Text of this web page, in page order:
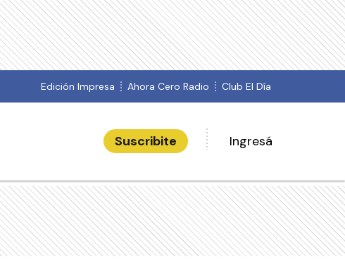
Edición Impresa Ahora Cero Radio Club El Día
Suscribite Ingresá